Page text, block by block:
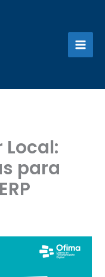
Local:
para